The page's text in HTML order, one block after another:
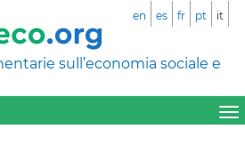
sull’economia sociale e
en es fr pt it